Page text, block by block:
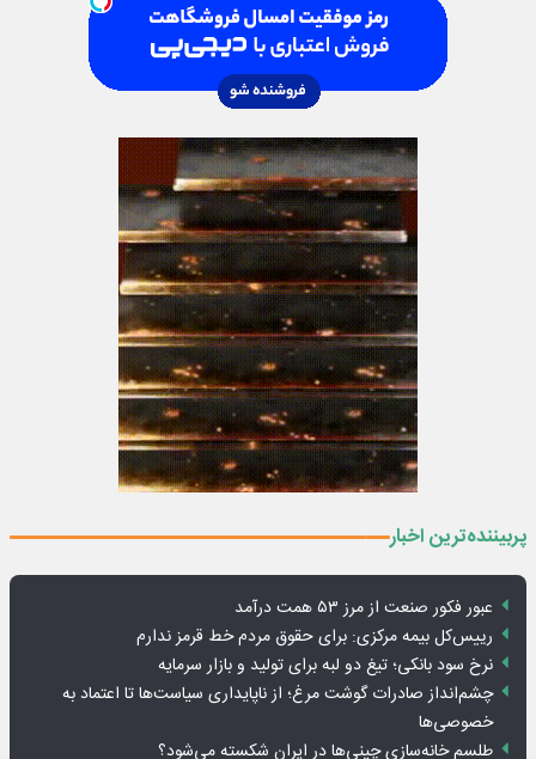
پربیننده‌ترین اخبار
عبور فکور صنعت از مرز ۵۳ همت درآمد
رییس‌کل بیمه مرکزی: برای حقوق مردم خط قرمز ندارم
نرخ سود بانکی؛ تیغ دو لبه برای تولید و بازار سرمایه
چشم‌انداز صادرات گوشت مرغ؛ از ناپایداری سیاست‌ها تا اعتماد به
خصوصی‌ها
طلسم خانه‌سازی چینی‌ها در ایران شکسته می‌شود؟